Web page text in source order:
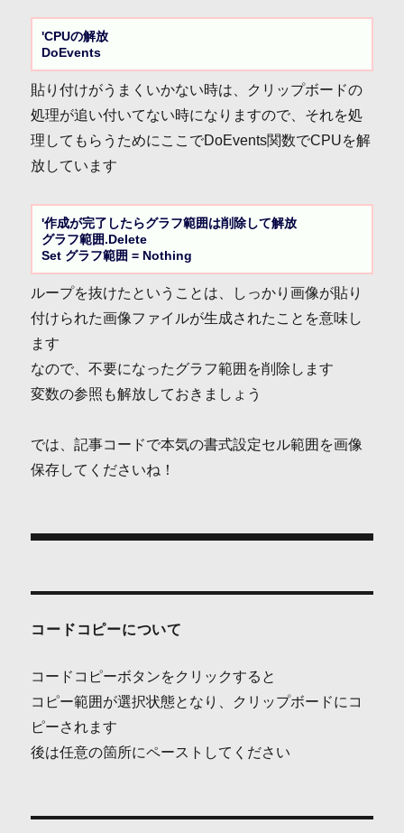
'CPUの解放
DoEvents
貼り付けがうまくいかない時は、クリップボードの
処理が追い付いてない時になりますので、それを処
理してもらうためにここでDoEvents関数でCPUを解
放しています
'作成が完了したらグラフ範囲は削除して解放
グラフ範囲.Delete
Set グラフ範囲 = Nothing
ループを抜けたということは、しっかり画像が貼り
付けられた画像ファイルが生成されたことを意味し
ます
なので、不要になったグラフ範囲を削除します
変数の参照も解放しておきましょう
では、記事コードで本気の書式設定セル範囲を画像
保存してくださいね！
稿
ナ
ビ
ゲ
ー
ョ
コードコピーについて
コードコピーボタンをクリックすると
コピー範囲が選択状態となり、クリップボードにコ
ピーされます
後は任意の箇所にペーストしてください